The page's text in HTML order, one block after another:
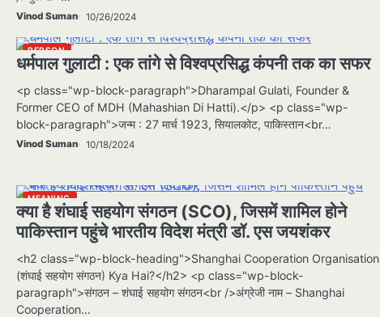
Vinod Suman 10/26/2024
PERSON
धर्मपाल गुलाटी : एक तांगे से विश्वप्रसिद्ध कंपनी तक का सफर
<p class="wp-block-paragraph">Dharampal Gulati, Founder &
Former CEO of MDH (Mahashian Di Hatti).</p> <p class="wp-
block-paragraph">जन्म : 27 मार्च 1923, सियालकोट, पाकिस्तान<br…
Vinod Suman 10/18/2024
MEANING
क्या है शंघाई सहयोग संगठन (SCO), जिसमें शामिल होने
पाकिस्तान पहुंचे भारतीय विदेश मंत्री डॉ. एस जयशंकर
<h2 class="wp-block-heading">Shanghai Cooperation Organisation
(शंघाई सहयोग संगठन) Kya Hai?</h2> <p class="wp-block-
paragraph">संगठन – शंघाई सहयोग संगठन<br />अंग्रेजी नाम – Shanghai
Cooperation…